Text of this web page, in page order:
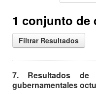
1 conjunto de
Filtrar Resultados
7. Resultados
gubernamentales